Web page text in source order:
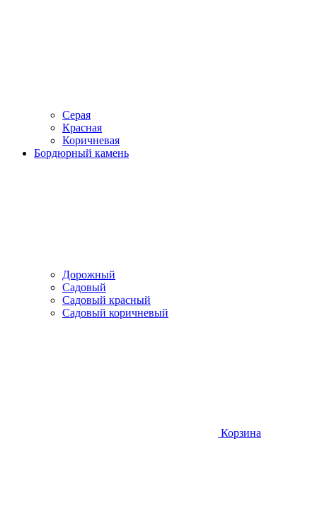
Серая
Красная
Коричневая
Бордюрный камень
Дорожный
Садовый
Садовый красный
Садовый коричневый
Корзина